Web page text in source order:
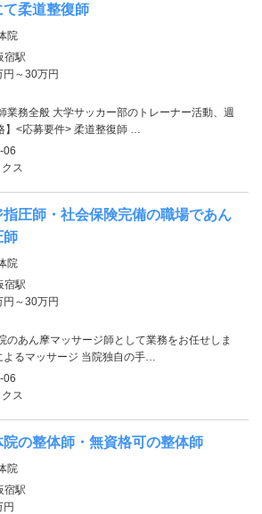
柔道整復師
院
宿駅
円～30万円
業務全般 大学サッカー部のトレーナー活動、週
<応募要件> 柔道整復師 …
06
ス
圧師・社会保険完備の職場であん
師
院
宿駅
円～30万円
のあん摩マッサージ師として業務をお任せしま
るマッサージ 当院独自の手…
06
ス
の整体師・無資格可の整体師
院
宿駅
円